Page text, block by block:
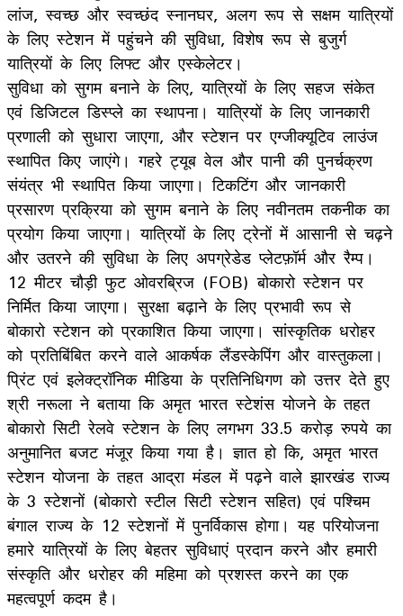
लांज, स्वच्छ और स्वच्छंद स्नानघर, अलग रूप से सक्षम यात्रियों
के लिए स्टेशन में पहुंचने की सुविधा, विशेष रूप से बुजुर्ग
यात्रियों के लिए लिफ्ट और एस्केलेटर।
सुविधा को सुगम बनाने के लिए, यात्रियों के लिए सहज संकेत
एवं डिजिटल डिस्प्ले का स्थापना। यात्रियों के लिए जानकारी
प्रणाली को सुधारा जाएगा, और स्टेशन पर एग्जीक्यूटिव लाउंज
स्थापित किए जाएंगे। गहरे ट्यूब वेल और पानी की पुनर्चक्रण
संयंत्र भी स्थापित किया जाएगा। टिकटिंग और जानकारी
प्रसारण प्रक्रिया को सुगम बनाने के लिए नवीनतम तकनीक का
प्रयोग किया जाएगा। यात्रियों के लिए ट्रेनों में आसानी से चढ़ने
और उतरने की सुविधा के लिए अपग्रेडेड प्लेटफ़ॉर्म और रैम्प।
12 मीटर चौड़ी फुट ओवरब्रिज (FOB) बोकारो स्टेशन पर
निर्मित किया जाएगा। सुरक्षा बढ़ाने के लिए प्रभावी रूप से
बोकारो स्टेशन को प्रकाशित किया जाएगा। सांस्कृतिक धरोहर
को प्रतिबिंबित करने वाले आकर्षक लैंडस्केपिंग और वास्तुकला।
प्रिंट एवं इलेक्ट्रॉनिक मीडिया के प्रतिनिधिगण को उत्तर देते हुए
श्री नरूला ने बताया कि अमृत भारत स्टेशंस योजने के तहत
बोकारो सिटी रेलवे स्टेशन के लिए लगभग 33.5 करोड़ रुपये का
अनुमानित बजट मंजूर किया गया है। ज्ञात हो कि, अमृत भारत
स्टेशन योजना के तहत आद्रा मंडल में पढ़ने वाले झारखंड राज्य
के 3 स्टेशनों (बोकारो स्टील सिटी स्टेशन सहित) एवं पश्चिम
बंगाल राज्य के 12 स्टेशनों में पुनर्विकास होगा। यह परियोजना
हमारे यात्रियों के लिए बेहतर सुविधाएं प्रदान करने और हमारी
संस्कृति और धरोहर की महिमा को प्रशस्त करने का एक
महत्वपूर्ण कदम है।